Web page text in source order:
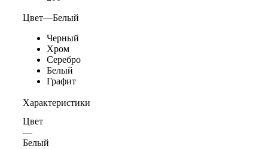
Цвет—Белый
Черный
Хром
Серебро
Белый
Графит
Характеристики
Цвет
—
Белый